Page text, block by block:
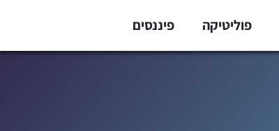
פוליטיקה פיננסים